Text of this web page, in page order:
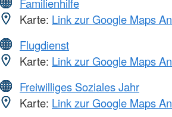
Karte: Link zur Google Maps
Flugdienst
Karte: Link zur Google Maps
Freiwilliges Soziales Jahr
Karte: Link zur Google Maps